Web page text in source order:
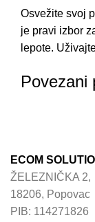
Osvežite svoj
je pravi izbor
lepote.
Povezani
ECOM
ŽELEZNIČKA 2,
18206, Popovac
PIB: 114271826